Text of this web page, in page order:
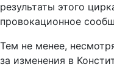
результаты этого
провокационное
Тем не менее,
за изменения в